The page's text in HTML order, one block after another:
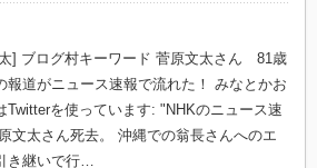
] ブログ村キーワード 菅原文太さん 81歳
報道がニュース速報で流れた！ みなとかお
Twitterを使っています: "NHKのニュース速
文太さん死去。 沖縄での翁長さんへのエ
き継いで行…